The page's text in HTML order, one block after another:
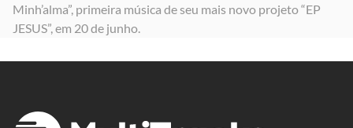
Minh’alma”, primeira música de seu mais novo projeto “EP
JESUS”, em 20 de junho.